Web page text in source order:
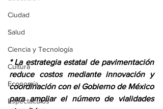
Ciudad
Salud
Ciencia y Tecnología
Cultura
Economía
Espectáculos
* La estrategia estatal de pavimentación
reduce costos mediante innovación y
coordinación con el Gobierno de México
para ampliar el número de vialidades